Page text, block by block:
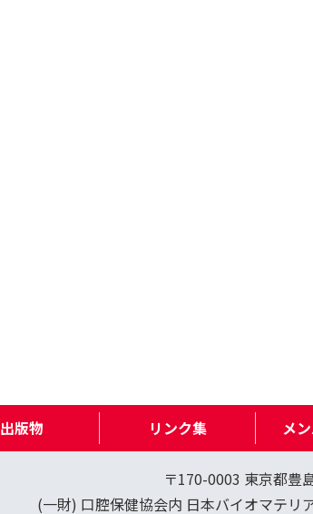
出版物 リンク集 メ
〒170-0003 東京都豊
(一財) 口腔保健協会内 日本バイオマテリ